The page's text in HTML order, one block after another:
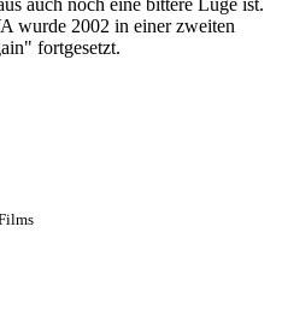
auch noch eine bittere Lüge ist.
wurde 2002 in einer zweiten
fortgesetzt.